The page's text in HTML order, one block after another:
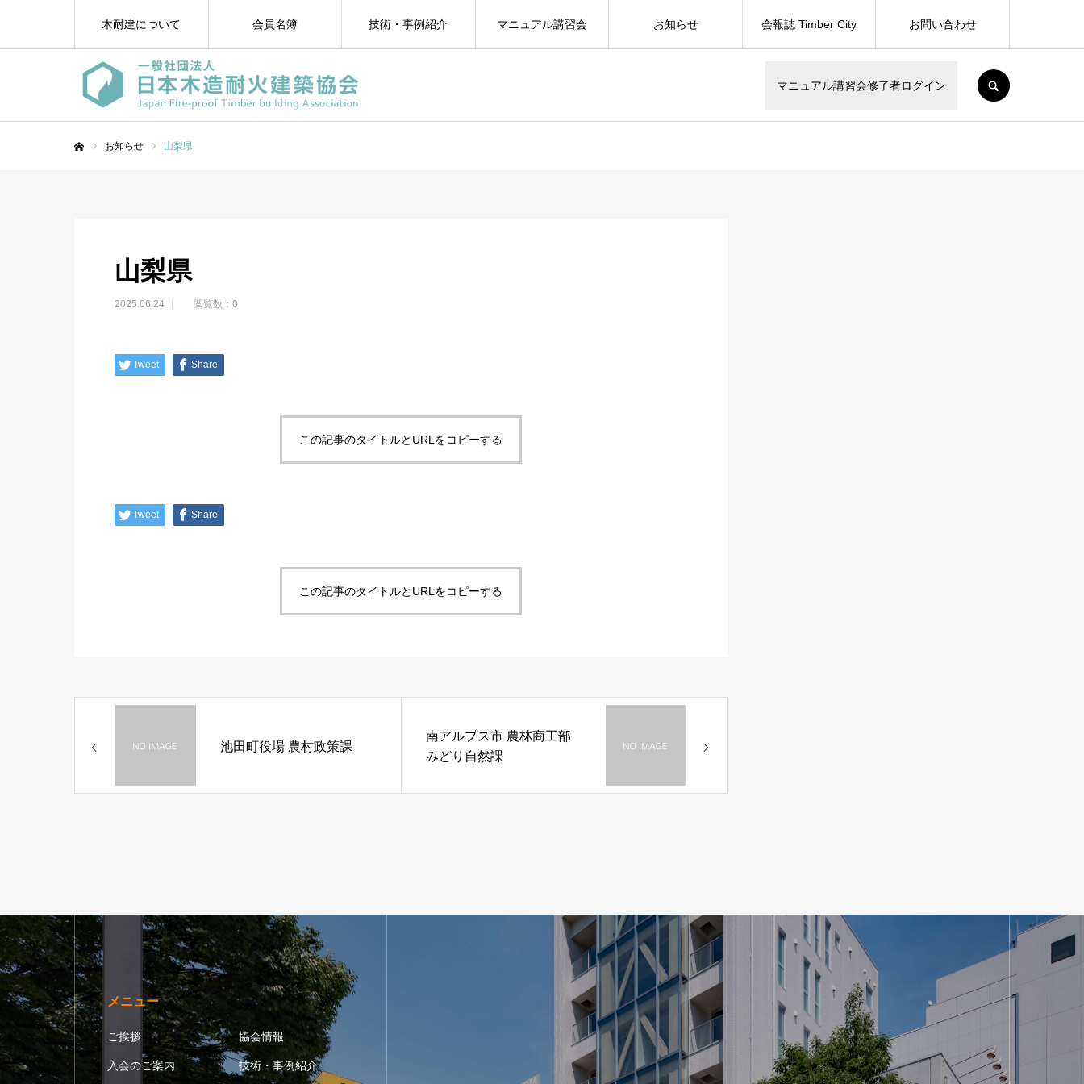
マニュアル講習会修了者ログイン
木耐建について 会員名簿 技術・事例紹介 マニュアル講習会 お知らせ 会報誌 Timber City お問い合わせ
お知らせ 山梨県
山梨県
2025.06.24 閲覧数：0
Tweet Share
この記事のタイトルとURLをコピーする
Tweet Share
この記事のタイトルとURLをコピーする
池田町役場 農村政策課
南アルプス市 農林商工部
みどり自然課
メニュー
ご挨拶 協会情報
入会のご案内 技術・事例紹介